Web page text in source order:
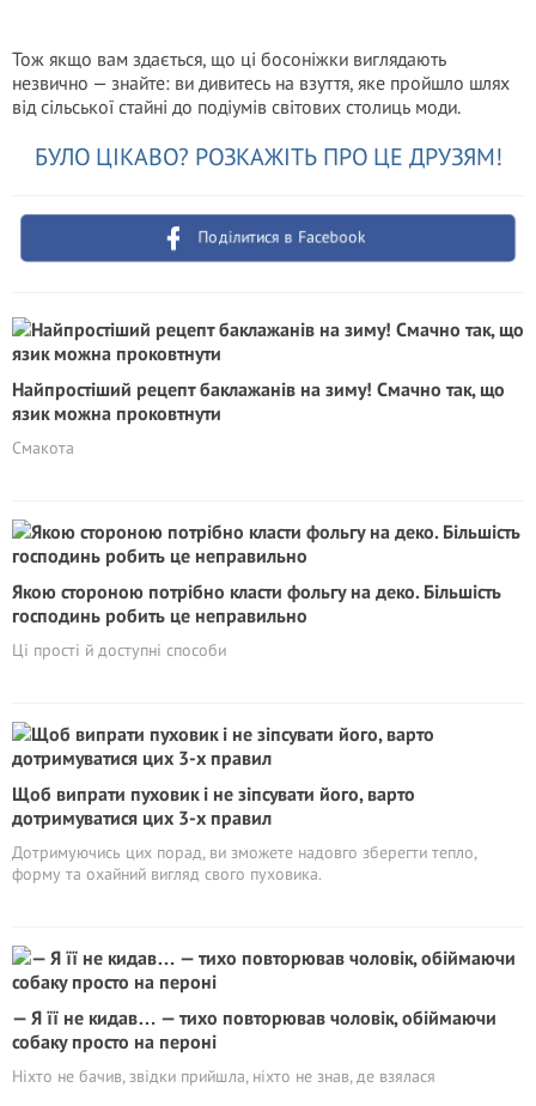
Тож якщо вам здається, що ці босоніжки виглядають
незвично — знайте: ви дивитесь на взуття, яке пройшло шлях
від сільської стайні до подіумів світових столиць моди.
БУЛО ЦІКАВО? РОЗКАЖІТЬ ПРО ЦЕ ДРУЗЯМ!
Поділитися в Facebook
Найпростіший рецепт баклажанів на зиму! Смачно так, що
язик можна проковтнути
Смакота
Якою стороною потрібно класти фольгу на деко. Більшість
господинь робить це неправильно
Ці прості й доступні способи
Щоб випрати пуховик і не зіпсувати його, варто
дотримуватися цих 3-х правил
Дотримуючись цих порад, ви зможете надовго зберегти тепло,
форму та охайний вигляд свого пуховика.
— Я її не кидав… — тихо повторював чоловік, обіймаючи
собаку просто на пероні
Ніхто не бачив, звідки прийшла, ніхто не знав, де взялася